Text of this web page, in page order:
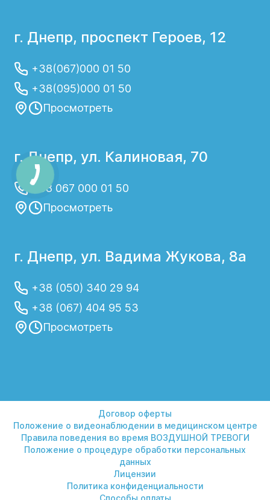
г. Днепр, проспект Героев, 12
+38(067)000 01 50
+38(095)000 01 50
Просмотреть
г. Днепр, ул. Калиновая, 70
+38 067 000 01 50
Просмотреть
г. Днепр, ул. Вадима Жукова, 8а
+38 (050) 340 29 94
+38 (067) 404 95 53
Просмотреть
Договор оферты
Положение о видеонаблюдении в медицинском центре
Правила поведения во время ВОЗДУШНОЙ ТРЕВОГИ
Положение о процедуре обработки персональных
данных
Лицензии
Политика конфиденциальности
Способы оплаты